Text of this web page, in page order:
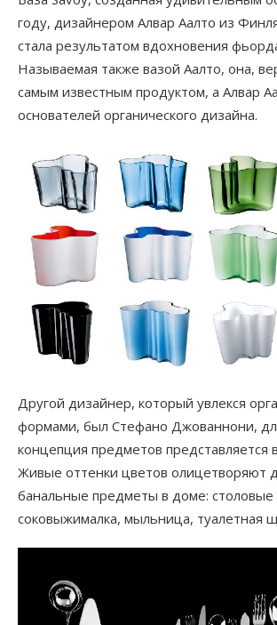
году, дизайнером Алвар Аалто из
стала результатом вдохновения
Называемая также вазой Аалто, она,
самым известным продуктом, а Алвар
основателей органического дизайна.
Другой дизайнер, который увлекся
формами, был Стефано Джованнони,
концепция предметов представляется
Живые оттенки цветов олицетворяют
банальные предметы в доме:
соковыжималка, мыльница, туалетная